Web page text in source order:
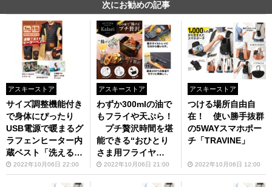
次にお勧めの記事
アスキーストア
サイズ調整機能付き
で身体にぴったり
USB電源で暖まるグ
ラフェンヒーター内
蔵ベスト「洗えるヒ
ーターベスト」
2022年10月06日 22:00
アスキーストア
わずか300mlの油で
もフライや天ぷら！
プチ贅沢時間を堪
能できる“おひとり
さま用フライヤ
ー”「カラリ」
2022年10月06日 21:00
アスキーストア
つける場所自由自
在！ 使い勝手抜群
の5WAYスマホポー
チ「TRAVINE」
2022年10月06日 12:00